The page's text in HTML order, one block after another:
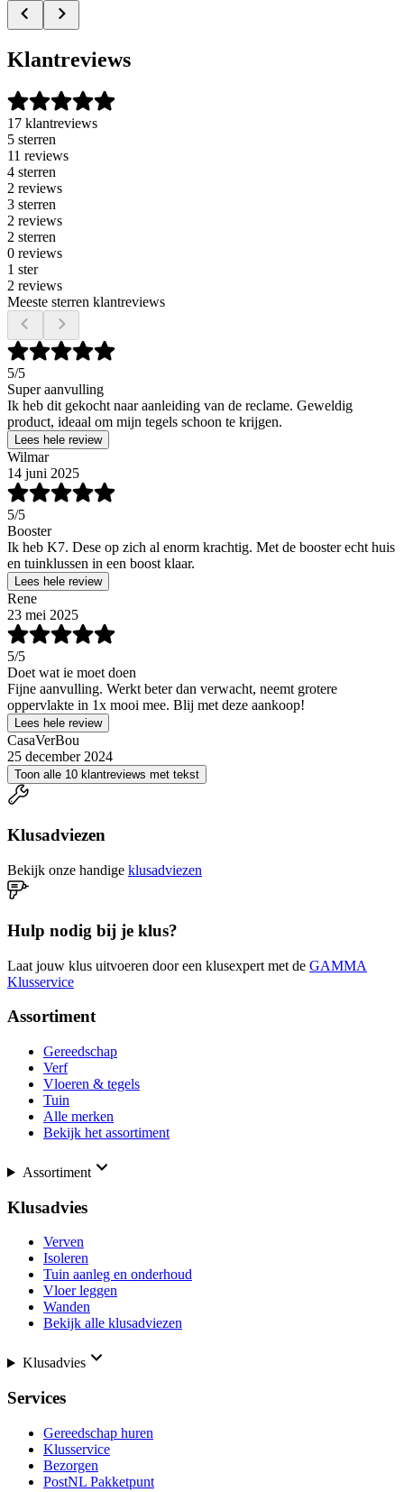
Klantreviews
17 klantreviews
5 sterren
11 reviews
4 sterren
2 reviews
3 sterren
2 reviews
2 sterren
0 reviews
1 ster
2 reviews
Meeste sterren klantreviews
5/5
Super aanvulling
Ik heb dit gekocht naar aanleiding van de reclame. Geweldig
product, ideaal om mijn tegels schoon te krijgen.
Lees hele review
Wilmar
14 juni 2025
5/5
Booster
Ik heb K7. Dese op zich al enorm krachtig. Met de booster echt huis
en tuinklussen in een boost klaar.
Lees hele review
Rene
23 mei 2025
5/5
Doet wat ie moet doen
Fijne aanvulling. Werkt beter dan verwacht, neemt grotere
oppervlakte in 1x mooi mee. Blij met deze aankoop!
Lees hele review
CasaVerBou
25 december 2024
Toon alle 10 klantreviews met tekst
Klusadviezen
Bekijk onze handige klusadviezen
Hulp nodig bij je klus?
Laat jouw klus uitvoeren door een klusexpert met de GAMMA
Klusservice
Assortiment
Gereedschap
Verf
Vloeren & tegels
Tuin
Alle merken
Bekijk het assortiment
Assortiment
Klusadvies
Verven
Isoleren
Tuin aanleg en onderhoud
Vloer leggen
Wanden
Bekijk alle klusadviezen
Klusadvies
Services
Gereedschap huren
Klusservice
Bezorgen
PostNL Pakketpunt